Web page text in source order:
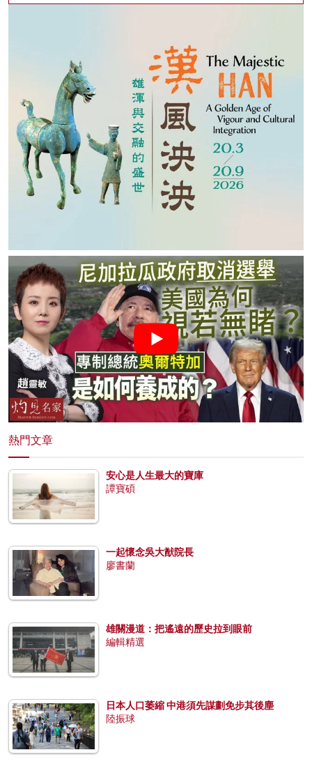
熱門文章
安心是人生最大的寶庫
譚寶碩
一起懷念吳大猷院長
廖書蘭
雄關漫道：把遙遠的歷史拉到眼前
編輯精選
日本人口萎縮 中港須先謀劃免步其後塵
陸振球